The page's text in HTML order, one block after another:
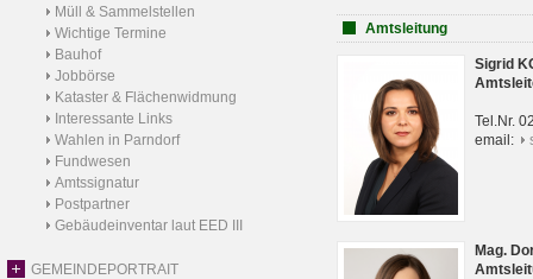
Müll & Sammelstellen
Wichtige Termine
Bauhof
Jobbörse
Kataster & Flächenwidmung
Interessante Links
Wahlen in Parndorf
Fundwesen
Amtssignatur
Postpartner
Gebäudeinventar laut EED III
GEMEINDEPORTRAIT
Amtsleitung
Sigrid
Tel.Nr.
email:
Mag.